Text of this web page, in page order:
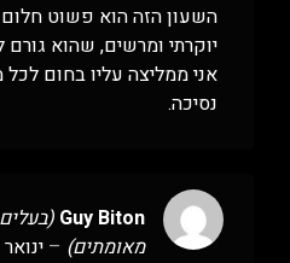
השעון הזה הוא פשוט
יוקרתי ומרשים, שהוא
אני ממליצה עליו בחום
נסיכה.
Guy Biton (בעלים
מאומתים) – ינואר 16, 2025